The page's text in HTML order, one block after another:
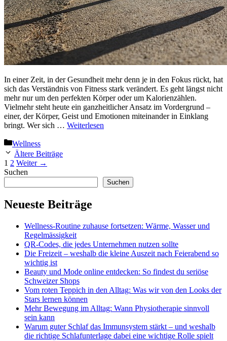
In einer Zeit, in der Gesundheit mehr denn je in den Fokus rückt, hat
sich das Verständnis von Fitness stark verändert. Es geht längst nicht
mehr nur um den perfekten Körper oder um Kalorienzählen.
Vielmehr steht heute ein ganzheitlicher Ansatz im Vordergrund –
einer, der Körper, Geist und Emotionen miteinander in Einklang
bringt. Wer sich … Weiterlesen
Kategorien
Wellness
Ältere Beiträge
Seite
1 Seite
2 Weiter →
Suchen
Suchen
Neueste Beiträge
Wellness-Routine zuhause fortsetzen: Wärme, Wasser und
Regelmässigkeit
QR-Codes, die jedes Unternehmen nutzen sollte
Die Freizeit – weshalb die kleine Auszeit nach Feierabend so
wichtig ist
Beauty und Mode online entdecken: So findest du seriöse
Schweizer Shops
Vom roten Teppich in den Alltag: Was wir von den Looks der
Stars lernen können
Mehr Bewegung im Alltag: Wann Physiotherapie sinnvoll
sein kann
Warum guter Schlaf das Immunsystem stärkt – und weshalb
die richtige Schlafunterlage dabei eine wichtige Rolle spielt